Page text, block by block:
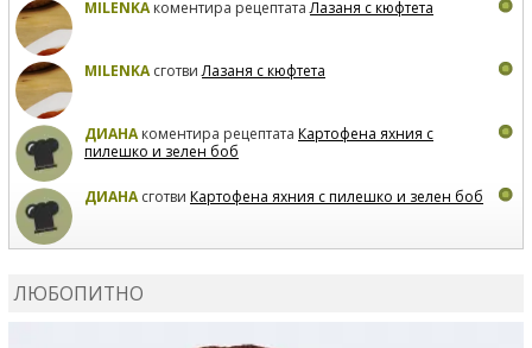
MILENKAкоментира рецептатаЛазаня с кюфтета
MILENKAсготвиЛазаня с кюфтета
ДИАНАкоментира рецептата Картофена яхния с
пилешко и зелен боб
ДИАНАсготви Картофена яхния с пилешко и зелен боб
ЛЮБОПИТНО